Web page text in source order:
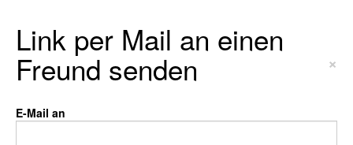
Link per Mail an einen
Freund senden ×
E-Mail an